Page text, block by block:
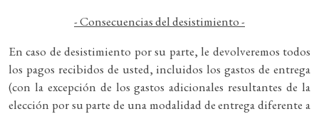
- Consecuencias del desistimiento -
En caso de desistimiento por su parte, le devolveremos todos
los pagos recibidos de usted, incluidos los gastos de entrega
(con la excepción de los gastos adicionales resultantes de la
elección por su parte de una modalidad de entrega diferente a